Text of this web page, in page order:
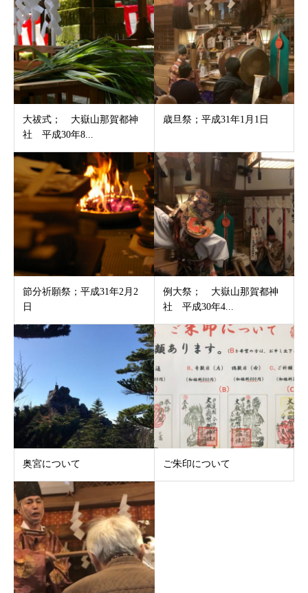
大祓式； 大嶽山那賀都神
社 平成30年8...
歳旦祭；平成31年1月1日
節分祈願祭；平成31年2月2
日
例大祭； 大嶽山那賀都神
社 平成30年4...
奥宮について ご朱印について